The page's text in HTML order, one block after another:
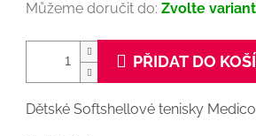
Můžeme doručit do: Zvolte
PŘIDAT DO
Dětské Softshellové tenisky